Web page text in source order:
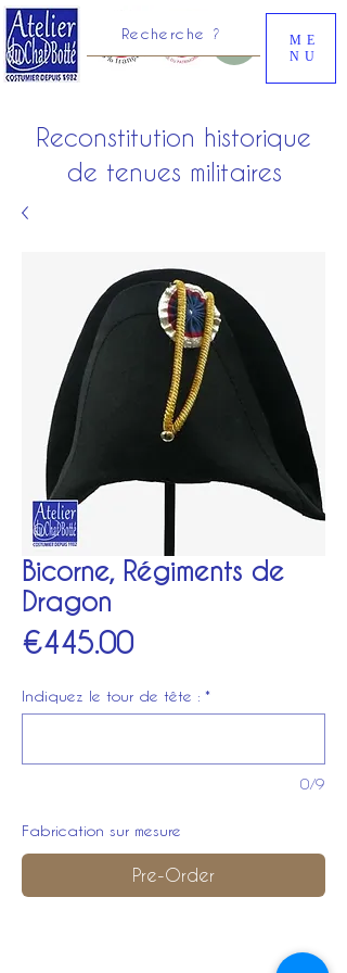
Recherche ?
ME
NU
Reconstitution historique
de tenues militaires
Bicorne, Régiments de
Dragon
€445.00Price
Indiquez le tour de tête : *
0/9
Fabrication sur mesure
Pre-Order